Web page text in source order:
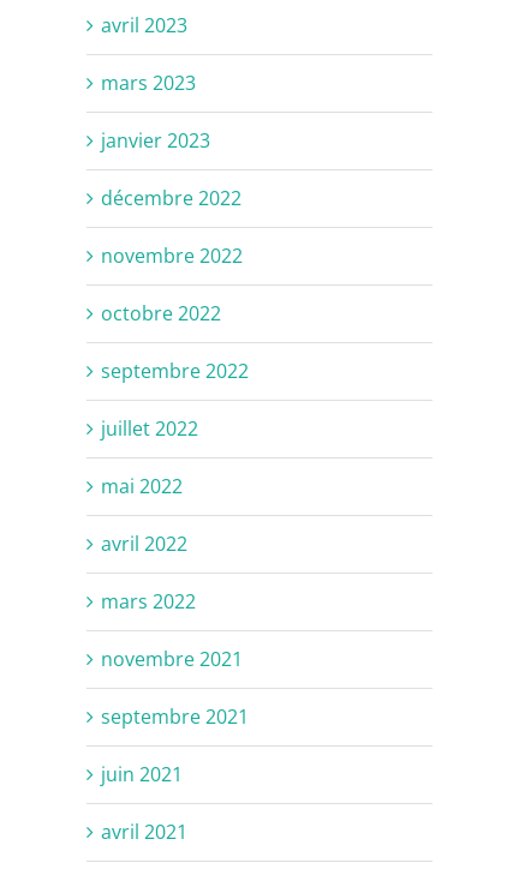
avril 2023
mars 2023
janvier 2023
décembre 2022
novembre 2022
octobre 2022
septembre 2022
juillet 2022
mai 2022
avril 2022
mars 2022
novembre 2021
septembre 2021
juin 2021
avril 2021